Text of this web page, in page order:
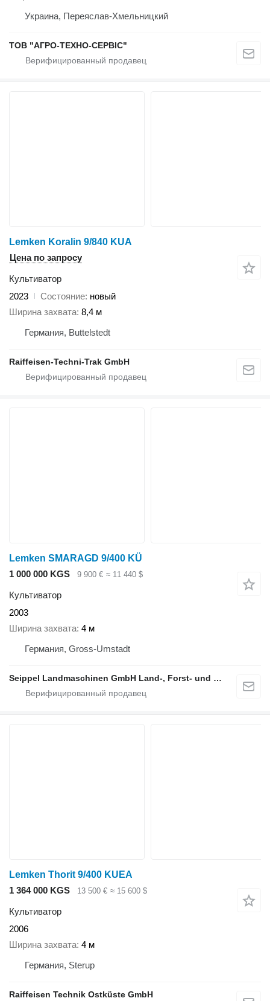
Украина, Переяслав-Хмельницкий
ТОВ "АГРО-ТЕХНО-СЕРВІС"
Lemken Koralin 9/840 KUA
Цена по запросу
Культиватор
2023
Состояние новый
Ширина захвата 8,4 м
Германия, Buttelstedt
Raiffeisen-Techni-Trak GmbH
Lemken SMARAGD 9/400 KÜ
1 000 000 KGS
9 900 € ≈ 11 440 $
Культиватор
2003
Ширина захвата 4 м
Германия, Gross-Umstadt
Seippel Landmaschinen GmbH Land-, Forst- und Gartentechnik
Lemken Thorit 9/400 KUEA
1 364 000 KGS
13 500 € ≈ 15 600 $
Культиватор
2006
Ширина захвата 4 м
Германия, Sterup
Raiffeisen Technik Ostküste GmbH